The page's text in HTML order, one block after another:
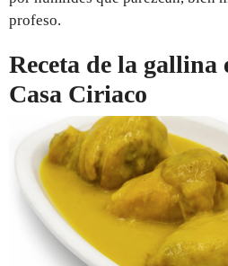
profeso.
Receta de la gallina
Casa Ciriaco